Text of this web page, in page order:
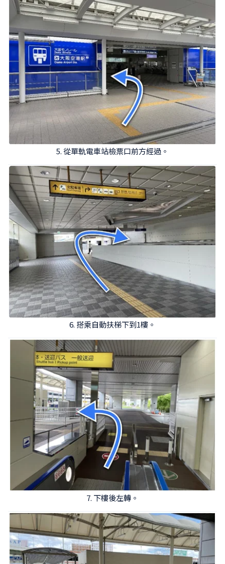
5. 從單軌電車站檢票口前方經過。
6. 搭乘自動扶梯下到1樓。
7. 下樓後左轉。